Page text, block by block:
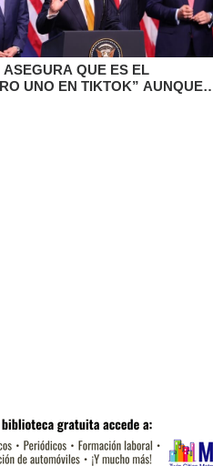
ASEGURA QUE ES EL
UNO EN TIKTOK” AUNQUE